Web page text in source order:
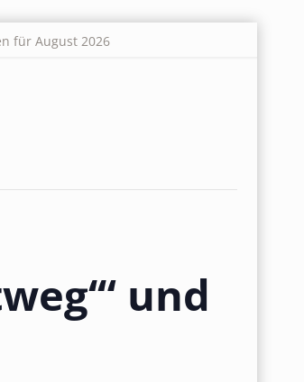
für August 2026
und